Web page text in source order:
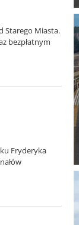
Starego Miasta.
bezpłatnym
Fryderyka